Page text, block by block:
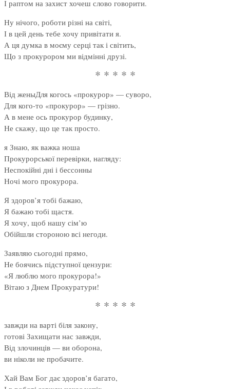
І раптом на захист хочеш слово говорити.
Ну нічого, роботи різні на світі,
І в цей день тебе хочу привітати я.
А ця думка в моєму серці так і світить,
Що з прокурором ми відмінні друзі.
* * * * *
Від женыДля когось «прокурор» — суворо,
Для кого-то «прокурор» — грізно.
А в мене ось прокурор будинку,
Не скажу, що це так просто.
я Знаю, як важка ноша
Прокурорської перевірки, нагляду:
Неспокійні дні і бессонны
Ночі мого прокурора.
Я здоров’я тобі бажаю,
Я бажаю тобі щастя.
Я хочу, щоб нашу сім’ю
Обійшли стороною всі негоди.
Заявляю сьогодні прямо,
Не боячись підступної цензури:
«Я люблю мого прокурора!»
Вітаю з Днем Прокуратури!
* * * * *
завжди на варті біля закону,
готові Захищати нас завжди,
Від злочинців — ви оборона,
ви ніколи не пробачите.
Хай Вам Бог дає здоров’я багато,